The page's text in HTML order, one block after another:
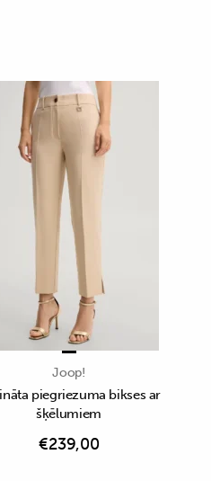
Joop!
piegriezuma bikses ar
šķēlumiem
€239,00